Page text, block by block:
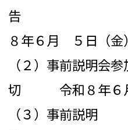
告
８年６月 ５日（金）
（２）事前説明会
切 令和８年６月
（３）事前説明